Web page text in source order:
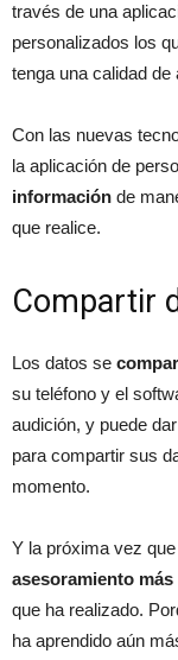
través de una
personalizados los
tenga una calidad de
Con las nuevas
la aplicación de
información de
que realice.
Compartir
Los datos se
su teléfono y el
audición, y puede
para compartir sus
momento.
Y la próxima vez
asesoramiento
que ha realizado.
ha aprendido aún